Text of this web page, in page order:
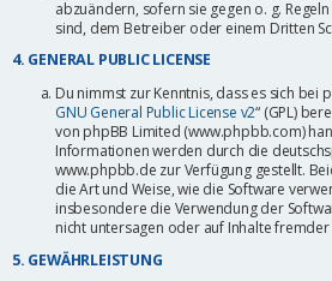
abzuändern, sofern sie gegen o. g.
sind, dem Betreiber oder einem Dritten
4. GENERAL PUBLIC LICENSE
Du nimmst zur Kenntnis, dass es sich bei
GNU General Public License v2“ (GPL)
von phpBB Limited (www.phpbb.com)
Informationen werden durch die
www.phpbb.de zur Verfügung gestellt.
die Art und Weise, wie die Software
insbesondere die Verwendung der
nicht untersagen oder auf Inhalte fremder
5. GEWÄHRLEISTUNG